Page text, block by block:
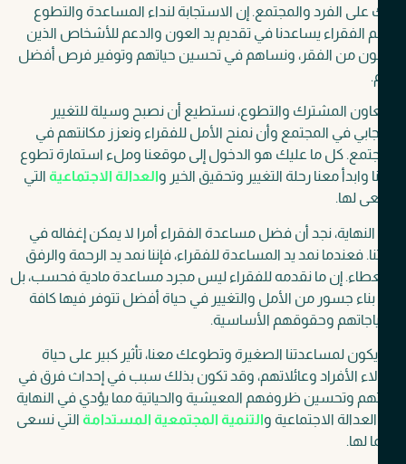
على الفرد والمجتمع.إن الاستجابة لنداء المساعدة والتطوع
الفقراء يساعدنا في تقديم يد العون والدعم للأشخاص الذين
من الفقر، ونساهم في تحسين حياتهم وتوفير فرص أفضل
المشترك والتطوع، نستطيع أن نصبح وسيلة للتغيير
في المجتمع وأن نمنح الأمل للفقراء ونعزز مكانتهم في
كل ما عليك هو الدخول إلى موقعنا وملء استمارة تطوع
وابدأ معنا رحلة التغيير وتحقيق الخير والعدالة الاجتماعيةالتي
لها.
نجد أن فضل مساعدة الفقراء أمرا لا يمكن إغفاله في
فعندما نمد يد المساعدة للفقراء، فإننا نمد يد الرحمة والرفق
إن ما نقدمه للفقراء ليس مجرد مساعدة مادية فحسب، بل
جسور من الأمل والتغيير في حياة أفضل تتوفر فيها كافة
وحقوقهم الأساسية.
لمساعدتنا الصغيرة وتطوعك معنا، تأثير كبير على حياة
الأفراد وعائلاتهم، وقد تكون بذلك سبب في إحداث فرق في
وتحسين ظروفهم المعيشية والحياتية مما يؤدي في النهاية
الاجتماعية والتنمية المجتمعية المستدامةالتي نسعى
لها.